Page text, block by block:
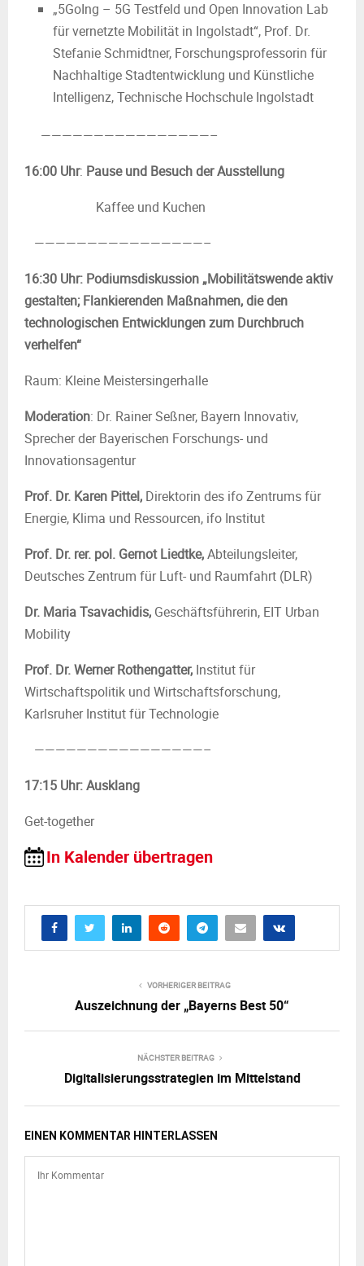
„5GoIng – 5G Testfeld und Open Innovation Lab
für vernetzte Mobilität in Ingolstadt“, Prof. Dr.
Stefanie Schmidtner, Forschungsprofessorin für
Nachhaltige Stadtentwicklung und Künstliche
Intelligenz, Technische Hochschule Ingolstadt
————————————————–
16:00 Uhr: Pause und Besuch der Ausstellung
Kaffee und Kuchen
————————————————–
16:30 Uhr: Podiumsdiskussion „Mobilitätswende aktiv
gestalten; Flankierenden Maßnahmen, die den
technologischen Entwicklungen zum Durchbruch
verhelfen“
Raum: Kleine Meistersingerhalle
Moderation: Dr. Rainer Seßner, Bayern Innovativ,
Sprecher der Bayerischen Forschungs- und
Innovationsagentur
Prof. Dr. Karen Pittel, Direktorin des ifo Zentrums für
Energie, Klima und Ressourcen, ifo Institut
Prof. Dr. rer. pol. Gernot Liedtke,Abteilungsleiter,
Deutsches Zentrum für Luft- und Raumfahrt (DLR)
Dr. Maria Tsavachidis, Geschäftsführerin, EIT Urban
Mobility
Prof. Dr. Werner Rothengatter, Institut für
Wirtschaftspolitik und Wirtschaftsforschung,
Karlsruher Institut für Technologie
————————————————–
17:15 Uhr:Ausklang
Get-together
In Kalender übertragen
VORHERIGER BEITRAG
Auszeichnung der „Bayerns Best 50“
NÄCHSTER BEITRAG
Digitalisierungsstrategien im Mittelstand
EINEN KOMMENTAR HINTERLASSEN